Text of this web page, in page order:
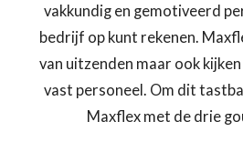
vakkundig en gemotiveerd
bedrijf op kunt rekenen.
van uitzenden maar ook
vast personeel. Om dit
Maxflex met de drie